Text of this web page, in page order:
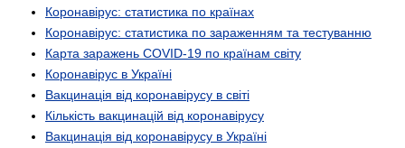
Коронавірус: статистика по країнах
Коронавірус: статистика по зараженням та тестуванню
Карта заражень COVID-19 по країнам світу
Коронавірус в Україні
Вакцинація від коронавірусу в світі
Кількість вакцинацій від коронавірусу
Вакцинація від коронавірусу в Україні